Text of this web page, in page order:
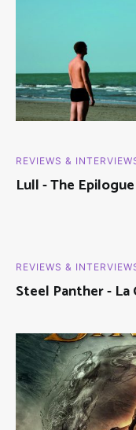
REVIEWS &
Lull - The Epilogue
REVIEWS &
Steel Panther - La